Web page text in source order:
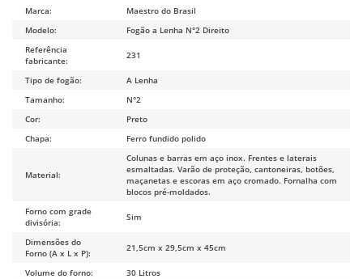
Marca:
Maestro do Brasil
Modelo:
Fogão a Lenha N°2 Direito
Referência
fabricante:
231
Tipo de fogão:
A Lenha
Tamanho:
N°2
Cor:
Preto
Chapa:
Ferro fundido polido
Material:
Colunas e barras em aço inox. Frentes e laterais
esmaltadas. Varão de proteção, cantoneiras, botões,
maçanetas e escoras em aço cromado. Fornalha com
blocos pré-moldados.
Forno com grade
divisória:
Sim
Dimensões do
Forno (A x L x P):
21,5cm x 29,5cm x 45cm
Volume do forno:
30 Litros